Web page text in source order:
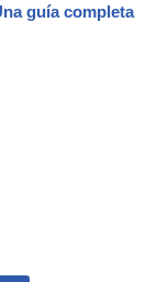
guía completa